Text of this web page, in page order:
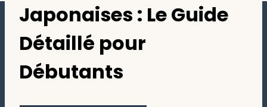
Japonaises : Le Guide
Détaillé pour
Débutants